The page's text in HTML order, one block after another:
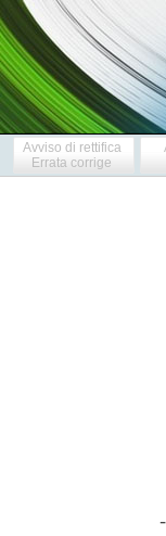
Avviso di rettifica
Errata corrige